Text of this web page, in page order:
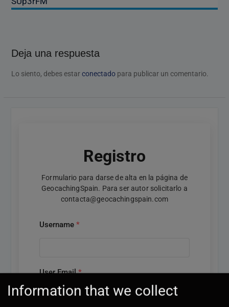
Deja una respuesta
Lo siento, debes estarconectadopara publicar un comentario.
Registro
Formulario para darse de alta en la página de
GeocachingSpain. Para ser autor solicitarlo a
contacta@geocachingspain.com
Username *
User Email*
Information that we collect